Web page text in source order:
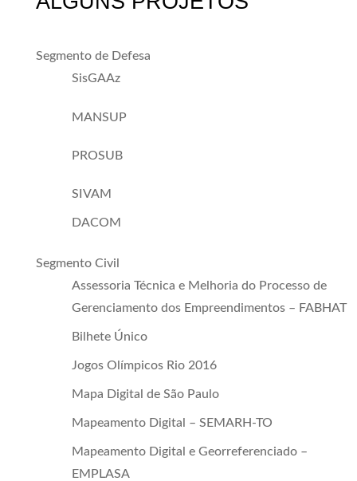
Segmento de Defesa
SisGAAz
MANSUP
PROSUB
SIVAM
DACOM
Segmento Civil
Assessoria Técnica e Melhoria do Processo de
Gerenciamento dos Empreendimentos – FABHAT
Bilhete Único
Jogos Olímpicos Rio 2016
Mapa Digital de São Paulo
Mapeamento Digital – SEMARH-TO
Mapeamento Digital e Georreferenciado –
EMPLASA